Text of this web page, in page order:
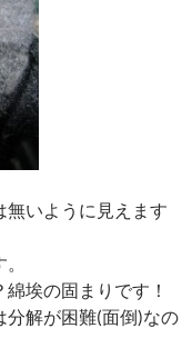
いように見えます
埃の固まりです！
分解が困難(面倒)なの